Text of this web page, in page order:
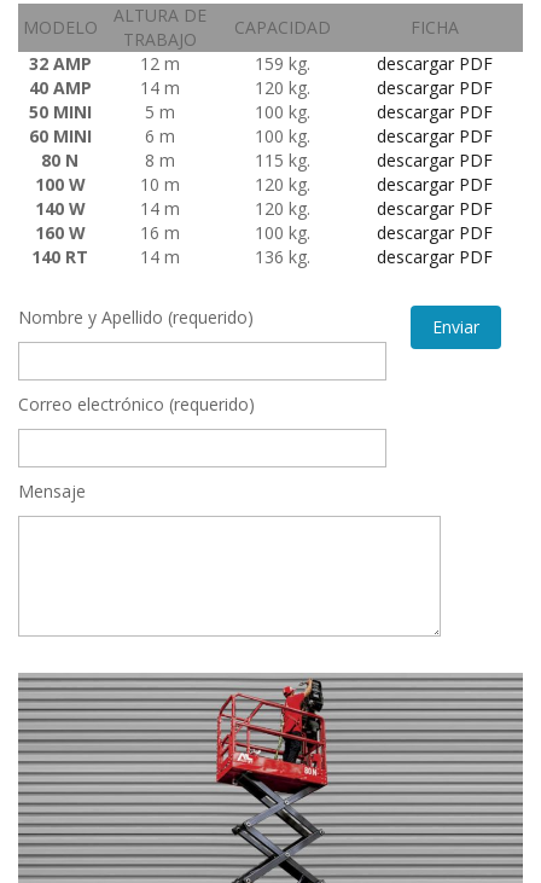
MODELO
ALTURA DE
TRABAJO
CAPACIDAD
FICHA
32 AMP
12 m 159 kg.
descargar PDF
40 AMP
14 m 120 kg.
descargar PDF
50 MINI
5 m 100 kg.
descargar PDF
60 MINI
6 m 100 kg.
descargar PDF
80 N
8 m 115 kg.
descargar PDF
100 W
10 m 120 kg.
descargar PDF
140 W
14 m 120 kg.
descargar PDF
160 W
16 m 100 kg.
descargar PDF
140 RT
14 m 136 kg. descargar PDF
Nombre y Apellido (requerido)
Correo electrónico (requerido)
Mensaje